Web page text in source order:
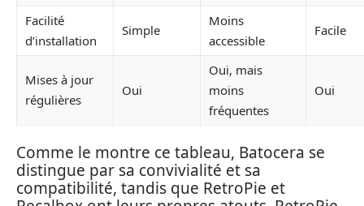
Facilité
d’installation
Simple
Moins
accessible
Facile
Mises à jour
régulières
Oui
Oui, mais
moins
fréquentes
Oui
Comme le montre ce tableau, Batocera se
distingue par sa convivialité et sa
compatibilité, tandis que RetroPie et